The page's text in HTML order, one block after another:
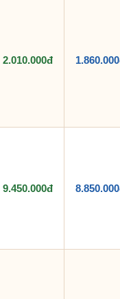
2.010.000đ
9.450.000đ